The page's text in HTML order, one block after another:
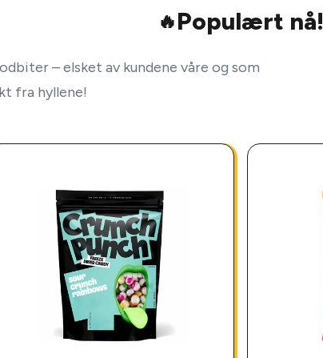
🔥Populært nå!
– elsket av kundene våre og som
fra hyllene!